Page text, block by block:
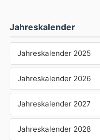
Jahreskalender
Jahreskalender 2025
Jahreskalender 2026
Jahreskalender 2027
Jahreskalender 2028